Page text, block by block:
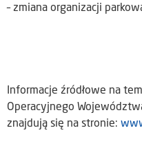
– zmiana organizacji
Informacje źródłowe na
Operacyjnego
znajdują się na stronie: